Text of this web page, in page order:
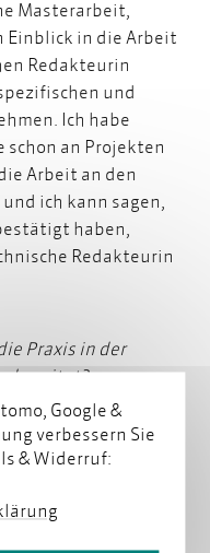
Masterarbeit,
Einblick in die Arbeit
Redakteurin
und
Ich habe
an Projekten
Arbeit an den
ich kann sagen,
haben,
Redakteurin
Praxis in der
anders als in der
kundenspezifisch
mich auf vieles
Google &
verbessern Sie
& Widerruf: